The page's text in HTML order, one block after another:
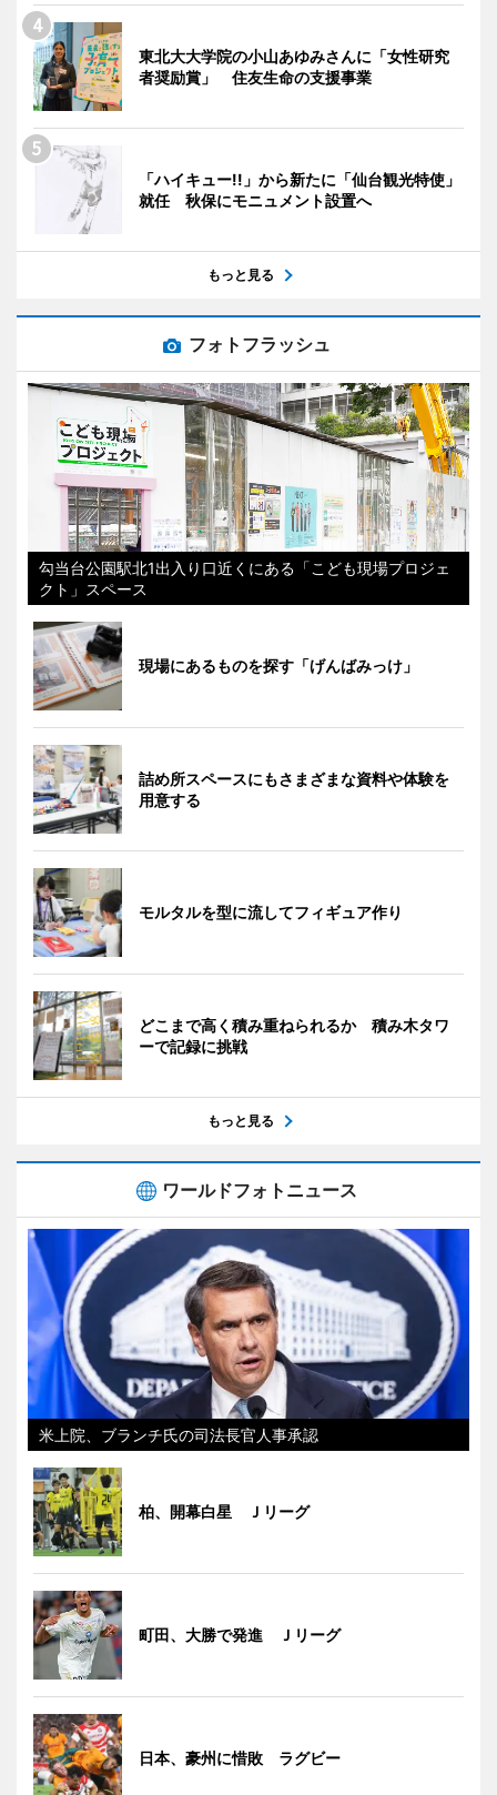
東北大大学院の小山あゆみさんに「女性研究
者奨励賞」 住友生命の支援事業
「ハイキュー!!」から新たに「仙台観光特使」
就任 秋保にモニュメント設置へ
もっと見る
フォトフラッシュ
勾当台公園駅北1出入り口近くにある「こども現場プロジェ
クト」スペース
現場にあるものを探す「げんばみっけ」
詰め所スペースにもさまざまな資料や体験を
用意する
モルタルを型に流してフィギュア作り
どこまで高く積み重ねられるか 積み木タワ
ーで記録に挑戦
もっと見る
ワールドフォトニュース
米上院、ブランチ氏の司法長官人事承認
柏、開幕白星 Ｊリーグ
町田、大勝で発進 Ｊリーグ
日本、豪州に惜敗 ラグビー